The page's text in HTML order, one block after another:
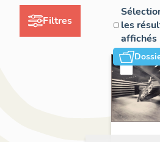
Filtres
les
affichés